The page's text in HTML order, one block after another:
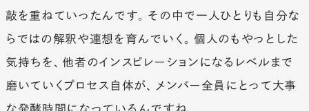
敲を重ねていったんです。その中で一人ひとりも自分な
らではの解釈や連想を育んでいく。個人のもやっとした
気持ちを、他者のインスピレーションになるレベルまで
磨いていくプロセス自体が、メンバー全員にとって大事